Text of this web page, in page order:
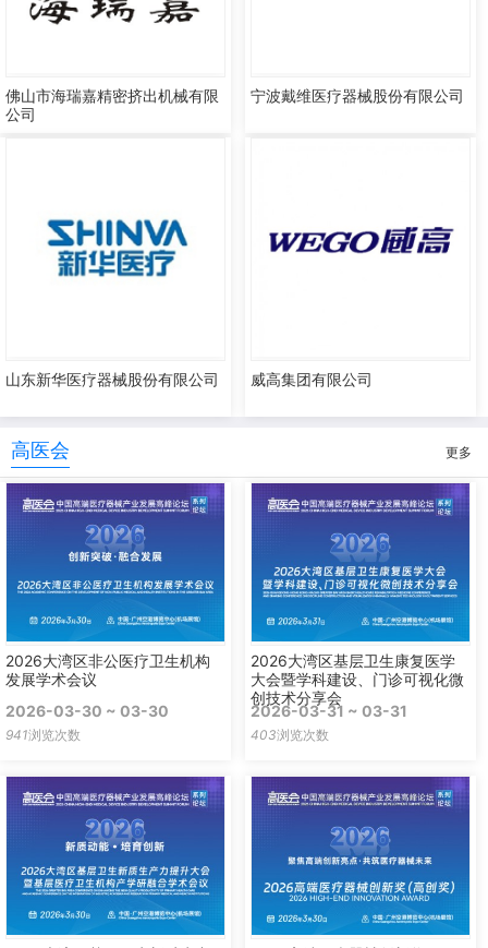
佛山市海瑞嘉精密挤出机械有限
公司
宁波戴维医疗器械股份有限公司
山东新华医疗器械股份有限公司 威高集团有限公司
高医会 更多
2026大湾区非公医疗卫生机构
发展学术会议
2026-03-30 ~ 03-30
941浏览次数
2026大湾区基层卫生康复医学
大会暨学科建设、门诊可视化微
创技术分享会
2026-03-31 ~ 03-31
403浏览次数